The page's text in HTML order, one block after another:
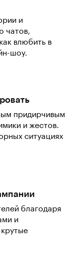
и
чатов,
влюбить в
шоу.
придирчивым
и жестов.
ситуациях
благодаря
и